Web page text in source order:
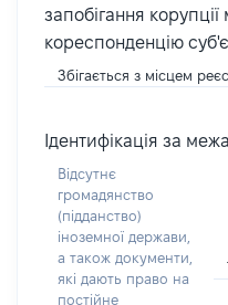
запобігання
кореспонденцію
Збігається з місцем
Ідентифікація за
Відсутнє
громадянство
(підданство)
іноземної держави,
а також документи,
які дають право на
постійне